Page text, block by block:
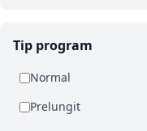
Tip program
Normal
Prelungit